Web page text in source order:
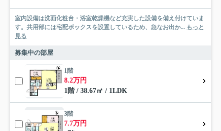
室内設備は洗面化粧台・浴室乾燥機など充実した設備を備え付けていま
す。共用部には宅配ボックスを設置しているため、急なお出か... もっと
見る
募集中の部屋
1階
8.2万円
1階 / 38.67㎡ / 1LDK
3階
7.7万円